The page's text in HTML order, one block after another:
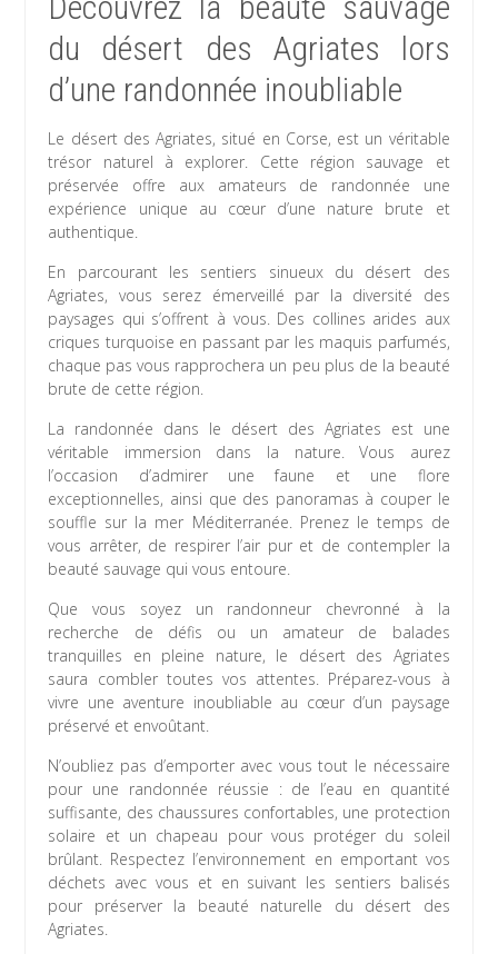
du désert des Agriates lors
d’une randonnée inoubliable
Le désert des Agriates, situé en Corse, est un véritable
trésor naturel à explorer. Cette région sauvage et
préservée offre aux amateurs de randonnée une
expérience unique au cœur d’une nature brute et
authentique.
En parcourant les sentiers sinueux du désert des
Agriates, vous serez émerveillé par la diversité des
paysages qui s’offrent à vous. Des collines arides aux
criques turquoise en passant par les maquis parfumés,
chaque pas vous rapprochera un peu plus de la beauté
brute de cette région.
La randonnée dans le désert des Agriates est une
véritable immersion dans la nature. Vous aurez
l’occasion d’admirer une faune et une flore
exceptionnelles, ainsi que des panoramas à couper le
souffle sur la mer Méditerranée. Prenez le temps de
vous arrêter, de respirer l’air pur et de contempler la
beauté sauvage qui vous entoure.
Que vous soyez un randonneur chevronné à la
recherche de défis ou un amateur de balades
tranquilles en pleine nature, le désert des Agriates
saura combler toutes vos attentes. Préparez-vous à
vivre une aventure inoubliable au cœur d’un paysage
préservé et envoûtant.
N’oubliez pas d’emporter avec vous tout le nécessaire
pour une randonnée réussie : de l’eau en quantité
suffisante, des chaussures confortables, une protection
solaire et un chapeau pour vous protéger du soleil
brûlant. Respectez l’environnement en emportant vos
déchets avec vous et en suivant les sentiers balisés
pour préserver la beauté naturelle du désert des
Agriates.